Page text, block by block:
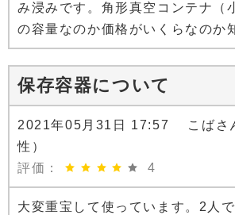
み浸みです。角形真空コンテナ（
の容量なのか価格がいくらなのか
保存容器について
2021年05月31日 17:57 こばさ
性）
評価：
4
大変重宝して使っています。2人